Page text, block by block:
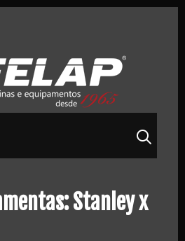
Stanley x